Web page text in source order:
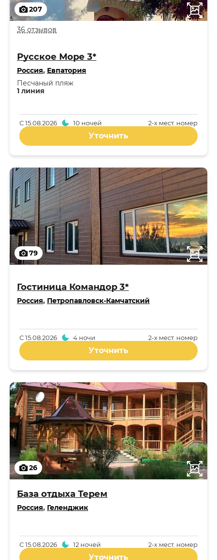
207
36 отзывов
Русское Море 3*
Россия, Евпатория
1 линия
Песчаный пляж
2-x мест. номер
С15.08.2026 10 ночей
Уточнить
79
Гостиница Командор 3*
Россия, Петропавловск-Камчатский
2-x мест. номер
С15.08.2026 4 ночи
Уточнить
26
База отдыха Терем
Россия, Геленджик
2-x мест. номер
С15.08.2026 12 ночей
Уточнить